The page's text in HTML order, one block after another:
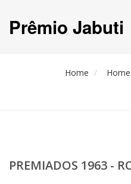
Prêmio Jabuti
Home
PREMIADOS 1963 -